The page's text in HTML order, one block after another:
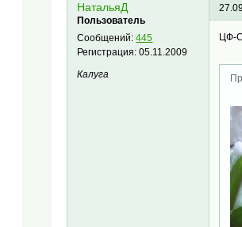
НатальяД
Пользователь
Сообщений:445
Регистрация:05.11.2009
Калуга
ЦФ-